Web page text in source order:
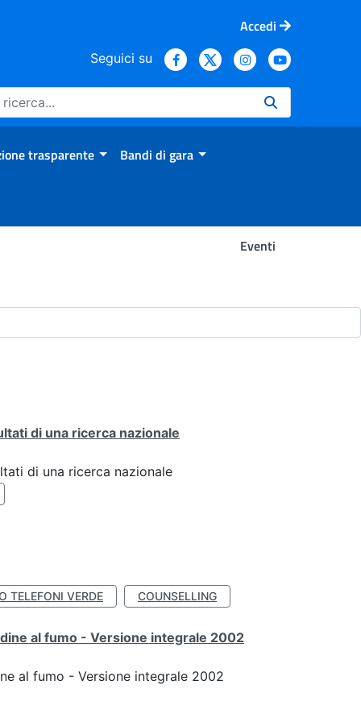
Accedi
Seguici su
trasparente Bandi di gara
Eventi
di una ricerca nazionale
di una ricerca nazionale
TELEFONI VERDE COUNSELLING
al fumo - Versione integrale 2002
al fumo - Versione integrale 2002